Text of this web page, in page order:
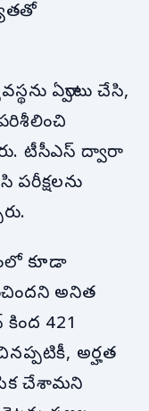
ఏర్పాటు చేసి,
టీసీఎస్ ద్వారా
పరీక్షలను
కూడా
అనిత
421
అర్హత
చేశామని